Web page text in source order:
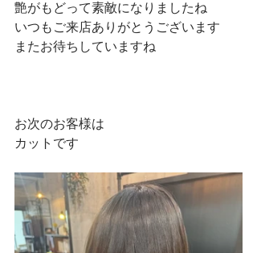
艶がもどって素敵になりましたね
いつもご来店ありがとうございます
またお待ちしていますね
お次のお客様は
カットです